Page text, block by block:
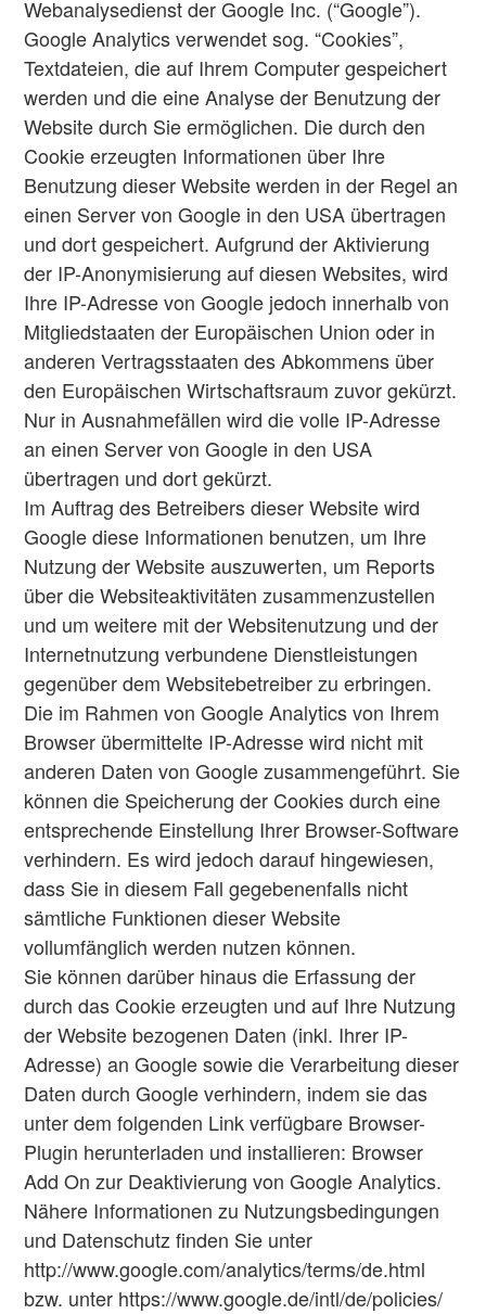
Webanalysedienst der Google Inc. (“Google”).
Google Analytics verwendet sog. “Cookies”,
Textdateien, die auf Ihrem Computer gespeichert
werden und die eine Analyse der Benutzung der
Website durch Sie ermöglichen. Die durch den
Cookie erzeugten Informationen über Ihre
Benutzung dieser Website werden in der Regel an
einen Server von Google in den USA übertragen
und dort gespeichert. Aufgrund der Aktivierung
der IP-Anonymisierung auf diesen Websites, wird
Ihre IP-Adresse von Google jedoch innerhalb von
Mitgliedstaaten der Europäischen Union oder in
anderen Vertragsstaaten des Abkommens über
den Europäischen Wirtschaftsraum zuvor gekürzt.
Nur in Ausnahmefällen wird die volle IP-Adresse
an einen Server von Google in den USA
übertragen und dort gekürzt.
Im Auftrag des Betreibers dieser Website wird
Google diese Informationen benutzen, um Ihre
Nutzung der Website auszuwerten, um Reports
über die Websiteaktivitäten zusammenzustellen
und um weitere mit der Websitenutzung und der
Internetnutzung verbundene Dienstleistungen
gegenüber dem Websitebetreiber zu erbringen.
Die im Rahmen von Google Analytics von Ihrem
Browser übermittelte IP-Adresse wird nicht mit
anderen Daten von Google zusammengeführt. Sie
können die Speicherung der Cookies durch eine
entsprechende Einstellung Ihrer Browser-Software
verhindern. Es wird jedoch darauf hingewiesen,
dass Sie in diesem Fall gegebenenfalls nicht
sämtliche Funktionen dieser Website
vollumfänglich werden nutzen können.
Sie können darüber hinaus die Erfassung der
durch das Cookie erzeugten und auf Ihre Nutzung
der Website bezogenen Daten (inkl. Ihrer IP-
Adresse) an Google sowie die Verarbeitung dieser
Daten durch Google verhindern, indem sie das
unter dem folgenden Link verfügbare Browser-
Plugin herunterladen und installieren: Browser
Add On zur Deaktivierung von Google Analytics.
Nähere Informationen zu Nutzungsbedingungen
und Datenschutz finden Sie unter
http://www.google.com/analytics/terms/de.html
bzw. unter https://www.google.de/intl/de/policies/